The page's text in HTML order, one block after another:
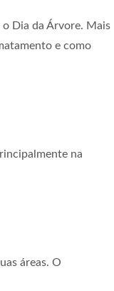
Dia da Árvore. Mais
e como
na
áreas. O